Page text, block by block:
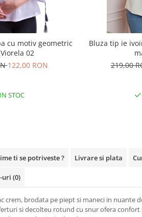
cu motiv geometric
02
122,00 RON
IN STOC
Bluza tip ie
219,00
ti se potriveste ? Livrare si plata
uri (0)
crem, brodata pe piept si maneci in nuante
si decolteu rotund cu snur ofera confort